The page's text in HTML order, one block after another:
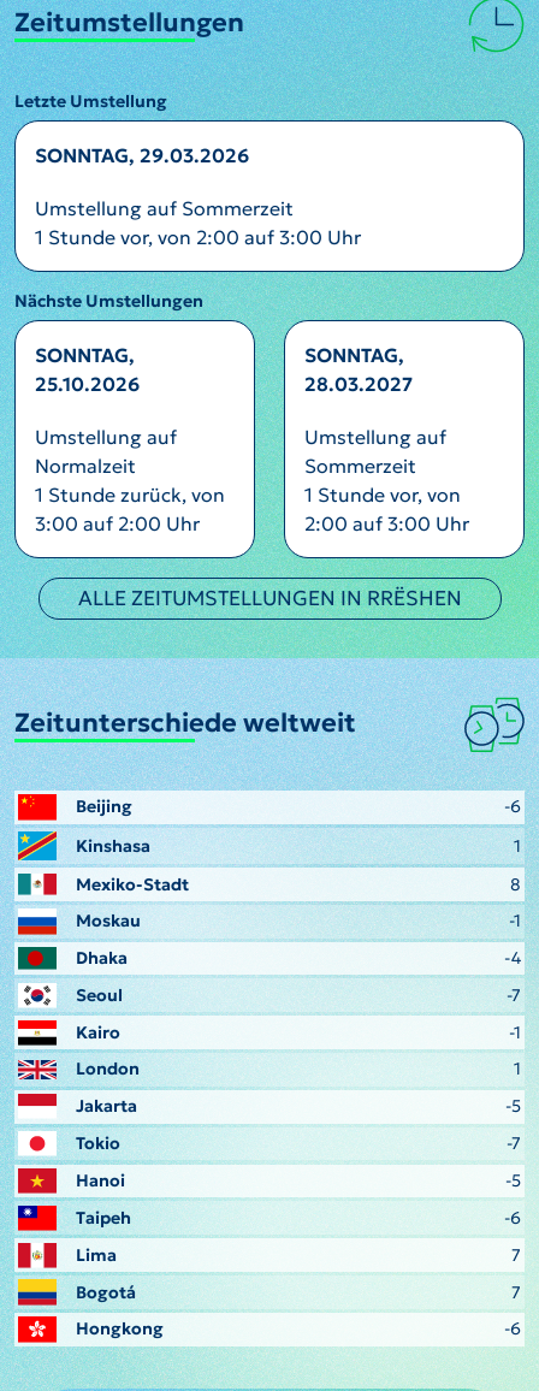
Zeitumstellungen
Letzte Umstellung
SONNTAG, 29.03.2026
Umstellung auf Sommerzeit
1 Stunde vor, von 2:00 auf 3:00 Uhr
Nächste Umstellungen
SONNTAG,
25.10.2026
Umstellung auf
Normalzeit
1 Stunde zurück, von
3:00 auf 2:00 Uhr
SONNTAG,
28.03.2027
Umstellung auf
Sommerzeit
1 Stunde vor, von
2:00 auf 3:00 Uhr
ALLE ZEITUMSTELLUNGEN IN RRËSHEN
Zeitunterschiede weltweit
Beijing
-6
Kinshasa
1
Mexiko-Stadt
8
Moskau
-1
Dhaka
-4
Seoul
-7
Kairo
-1
London
1
Jakarta
-5
Tokio
-7
Hanoi
-5
Taipeh
-6
Lima
7
Bogotá
7
Hongkong
-6